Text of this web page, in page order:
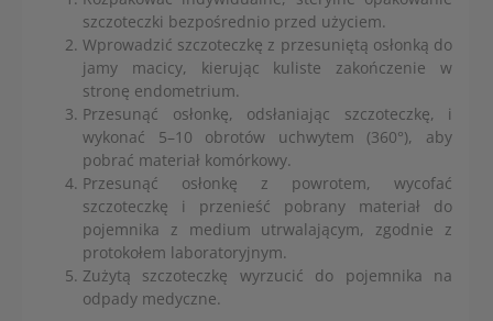
szczoteczki bezpośrednio przed użyciem.
Wprowadzić szczoteczkę z przesuniętą osłonką do
jamy macicy, kierując kuliste zakończenie w
stronę endometrium.
Przesunąć osłonkę, odsłaniając szczoteczkę, i
wykonać 5–10 obrotów uchwytem (360°), aby
pobrać materiał komórkowy.
Przesunąć osłonkę z powrotem, wycofać
szczoteczkę i przenieść pobrany materiał do
pojemnika z medium utrwalającym, zgodnie z
protokołem laboratoryjnym.
Zużytą szczoteczkę wyrzucić do pojemnika na
odpady medyczne.